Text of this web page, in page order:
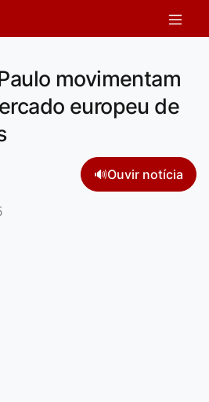
movimentam
europeu de
🔊Ouvir notícia